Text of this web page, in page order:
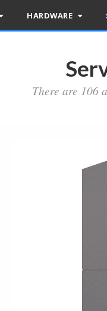
HARDWARE
There are 106